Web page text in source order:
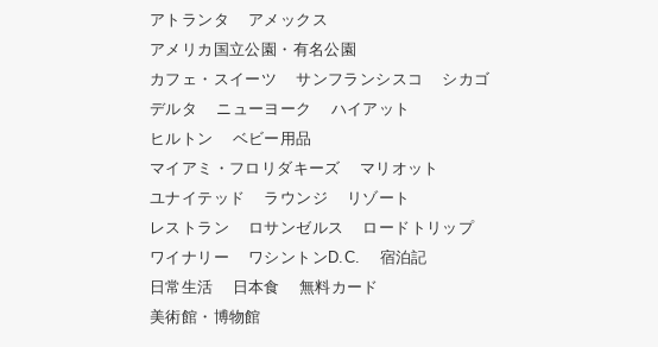
アトランタ
アメックス
アメリカ国立公園・有名公園
カフェ・スイーツ
サンフランシスコ
シカゴ
デルタ
ニューヨーク
ハイアット
ヒルトン
ベビー用品
マイアミ・フロリダキーズ
マリオット
ユナイテッド
ラウンジ
リゾート
レストラン
ロサンゼルス
ロードトリップ
ワイナリー
ワシントンD.C.
宿泊記
日常生活
日本食
無料カード
美術館・博物館